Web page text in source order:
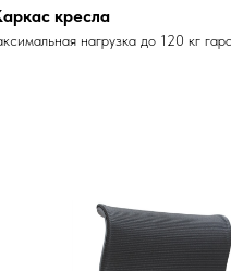
кресла
нагрузка до 120 кг